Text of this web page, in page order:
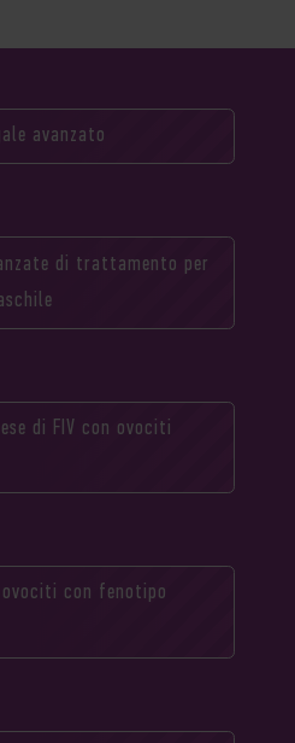
avanzato
di trattamento per
di FIV con ovociti
con fenotipo